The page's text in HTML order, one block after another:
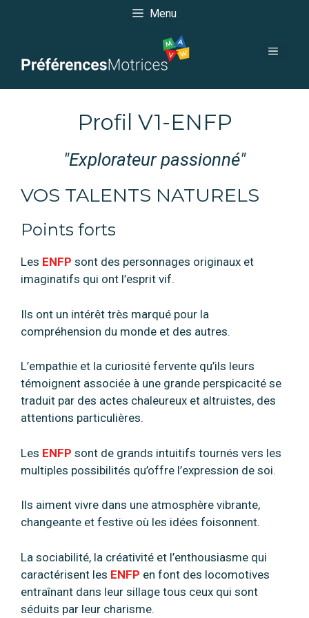
Menu
menu
Profil V1-ENFP
"Explorateur passionné"
VOS TALENTS NATURELS
Points forts
Les ENFP sont des personnages originaux et
imaginatifs qui ont l’esprit vif.
Ils ont un intérêt très marqué pour la
compréhension du monde et des autres.
L’empathie et la curiosité fervente qu’ils leurs
témoignent associée à une grande perspicacité se
traduit par des actes chaleureux et altruistes, des
attentions particulières.
Les ENFP sont de grands intuitifs tournés vers les
multiples possibilités qu’offre l’expression de soi.
Ils aiment vivre dans une atmosphère vibrante,
changeante et festive où les idées foisonnent.
La sociabilité, la créativité et l’enthousiasme qui
caractérisent les ENFP en font des locomotives
entraînant dans leur sillage tous ceux qui sont
séduits par leur charisme.